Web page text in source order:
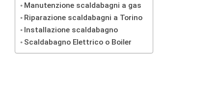
Manutenzione scaldabagni a gas
Riparazione scaldabagni a Torino
Installazione scaldabagno
Scaldabagno Elettrico o Boiler